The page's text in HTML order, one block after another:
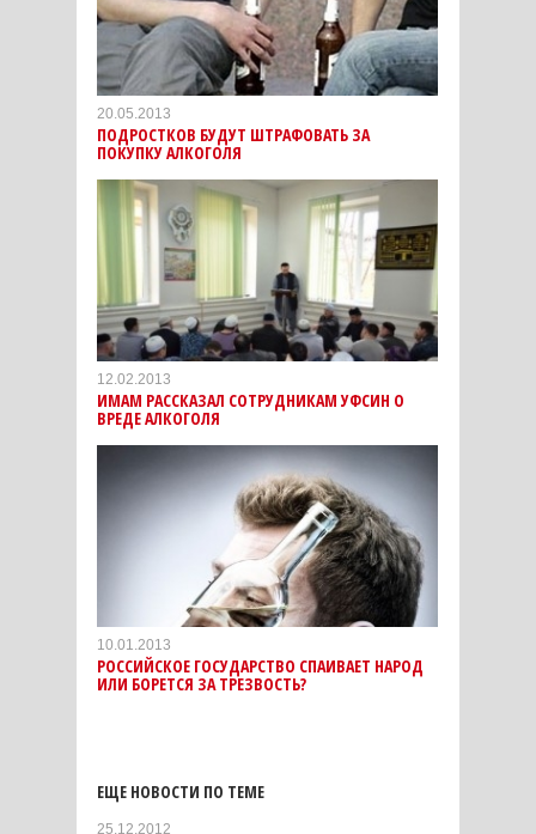
20.05.2013
ПОДРОСТКОВ БУДУТ ШТРАФОВАТЬ ЗА
ПОКУПКУ АЛКОГОЛЯ
12.02.2013
ИМАМ РАССКАЗАЛ СОТРУДНИКАМ УФСИН О
ВРЕДЕ АЛКОГОЛЯ
10.01.2013
РОССИЙСКОЕ ГОСУДАРСТВО СПАИВАЕТ НАРОД
ИЛИ БОРЕТСЯ ЗА ТРЕЗВОСТЬ?
ЕЩЕ НОВОСТИ ПО ТЕМЕ
25.12.2012